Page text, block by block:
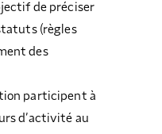
de préciser
(règles
des
participent à
d’activité au